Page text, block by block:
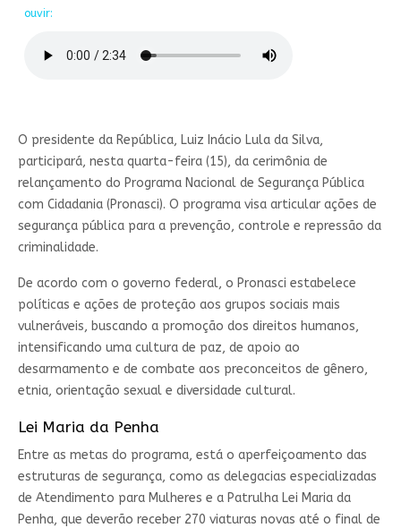
ouvir:
O presidente da República, Luiz Inácio Lula da Silva,
participará, nesta quarta-feira (15), da cerimônia de
relançamento do Programa Nacional de Segurança Pública
com Cidadania (Pronasci). O programa visa articular ações de
segurança pública para a prevenção, controle e repressão da
criminalidade.
De acordo com o governo federal, o Pronasci estabelece
políticas e ações de proteção aos grupos sociais mais
vulneráveis, buscando a promoção dos direitos humanos,
intensificando uma cultura de paz, de apoio ao
desarmamento e de combate aos preconceitos de gênero,
etnia, orientação sexual e diversidade cultural.
Lei Maria da Penha
Entre as metas do programa, está o aperfeiçoamento das
estruturas de segurança, como as delegacias especializadas
de Atendimento para Mulheres e a Patrulha Lei Maria da
Penha, que deverão receber 270 viaturas novas até o final de